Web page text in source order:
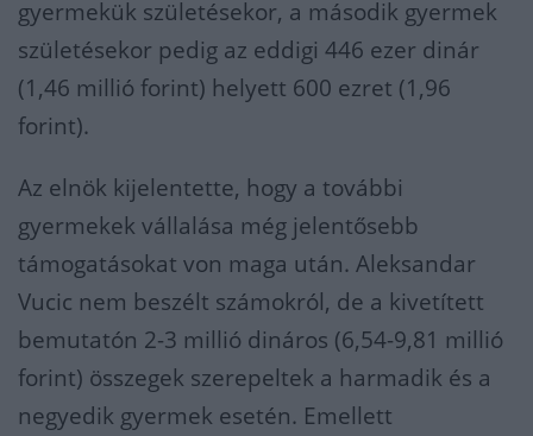
gyermekük születésekor, a második gyermek
születésekor pedig az eddigi 446 ezer dinár
(1,46 millió forint) helyett 600 ezret (1,96
forint).
Az elnök kijelentette, hogy a további
gyermekek vállalása még jelentősebb
támogatásokat von maga után. Aleksandar
Vucic nem beszélt számokról, de a kivetített
bemutatón 2-3 millió dináros (6,54-9,81 millió
forint) összegek szerepeltek a harmadik és a
negyedik gyermek esetén. Emellett